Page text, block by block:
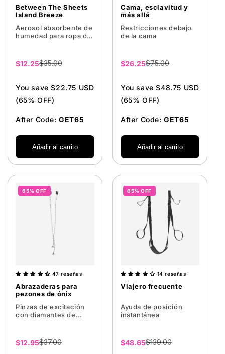
Between The Sheets
Island Breeze
Aerosol absorbente de
humedad para ropa de
Precio
venta
$12.25$35.00
You save $22.75 USD
(65% OFF)
After Code:GET65
Añadir al carrito
Cama, esclavitud y
más allá
Restricciones debajo
de la cama
Precio
venta
$26.25$75.00
You save $48.75 USD
(65% OFF)
After Code:GET65
Añadir al carrito
65% OFF
47 reseñas
Abrazaderas para
pezones de ónix
Pinzas de excitación
con diamantes de
Precio
$12.95$37.00
65% OFF
14 reseñas
Viajero frecuente
Ayuda de posición
instantánea
Precio
$48.65$139.00